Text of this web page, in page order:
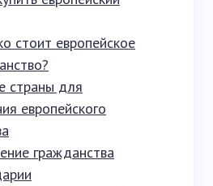
стоит европейское
страны для
европейского
гражданства